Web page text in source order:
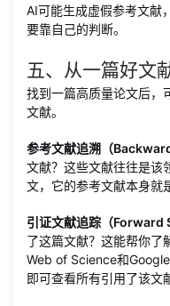
AI可能生成虚假参考文献
要靠自己的判断。
五、从一篇好文
找到一篇高质量论文后，
文献。
参考文献追溯（
文献？这些文献往往是该
文，它的参考文献本身就
引证文献追踪（Forward
了这篇文献？这能帮你了
Web of Science和
即可查看所有引用了该文